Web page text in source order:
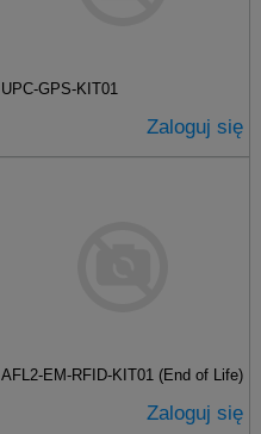
UPC-GPS-KIT01
Zaloguj się
AFL2-EM-RFID-KIT01 (End of Life)
Zaloguj się